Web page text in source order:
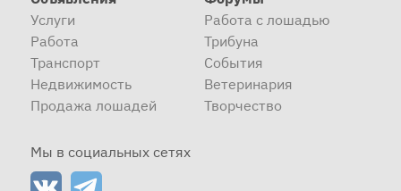
Услуги
Работа
Транспорт
Недвижимость
Продажа лошадей
Работа с лошадью
Трибуна
События
Ветеринария
Творчество
Мы в социальных сетях